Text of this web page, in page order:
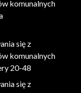
komunalnych
się z
komunalnych
20-48
się z